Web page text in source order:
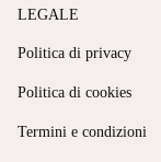
LEGALE
Politica di privacy
Politica di cookies
Termini e condizioni